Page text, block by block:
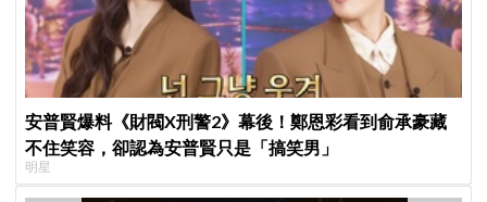
安普賢爆料《財閥X刑警2》幕後！鄭恩彩看到俞承豪藏
不住笑容，卻認為安普賢只是「搞笑男」
明星